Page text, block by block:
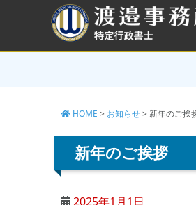
ン
HOME > お知らせ> 新年のご挨
新年のご挨拶
2025年1月1日